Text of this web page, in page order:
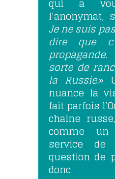
qui a
l’anonymat,
Je ne suis
dire que
sorte de
la Russie.»
nuance la
fait parfois
chaine
comme
service de
question de
donc.